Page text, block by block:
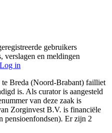
gebruikers
verslagen en meldingen
in
Breda (Noord-Brabant) failliet
is. Als curator is aangesteld
van deze zaak is
Zorginvest B.V. is financiële
pensioenfondsen). Er zijn 2